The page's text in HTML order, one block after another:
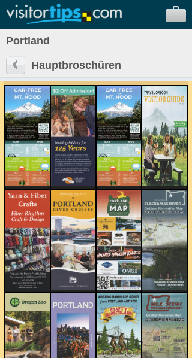
Portland
Hauptbroschüren